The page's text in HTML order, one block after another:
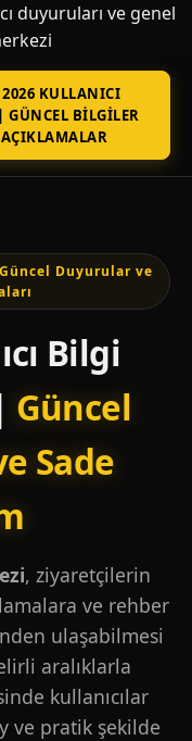
duyuruları ve genel
KULLANICI
GÜNCEL BILGILER
AÇIKLAMALAR
Duyurular ve
Bilgi
Güncel
Sade
, ziyaretçilerin
ve rehber
ulaşabilmesi
aralıklarla
kullanıcılar
ve pratik şekilde